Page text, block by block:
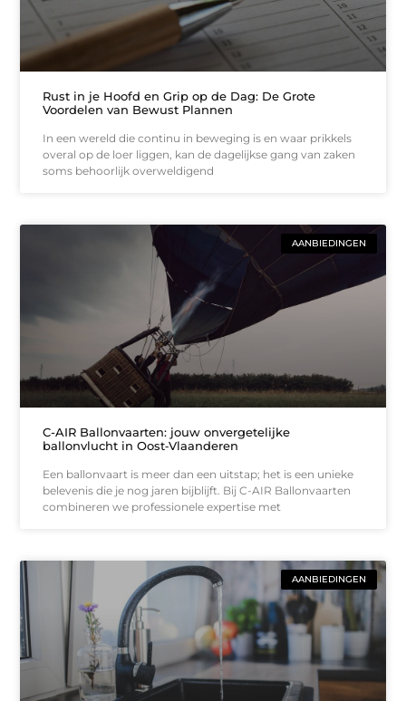
Rust in je Hoofd en Grip op de Dag: De Grote
Voordelen van Bewust Plannen
In een wereld die continu in beweging is en waar prikkels
overal op de loer liggen, kan de dagelijkse gang van zaken
soms behoorlijk overweldigend
AANBIEDINGEN
C-AIR Ballonvaarten: jouw onvergetelijke
ballonvlucht in Oost‑Vlaanderen
Een ballonvaart is meer dan een uitstap; het is een unieke
belevenis die je nog jaren bijblijft. Bij C-AIR Ballonvaarten
combineren we professionele expertise met
AANBIEDINGEN